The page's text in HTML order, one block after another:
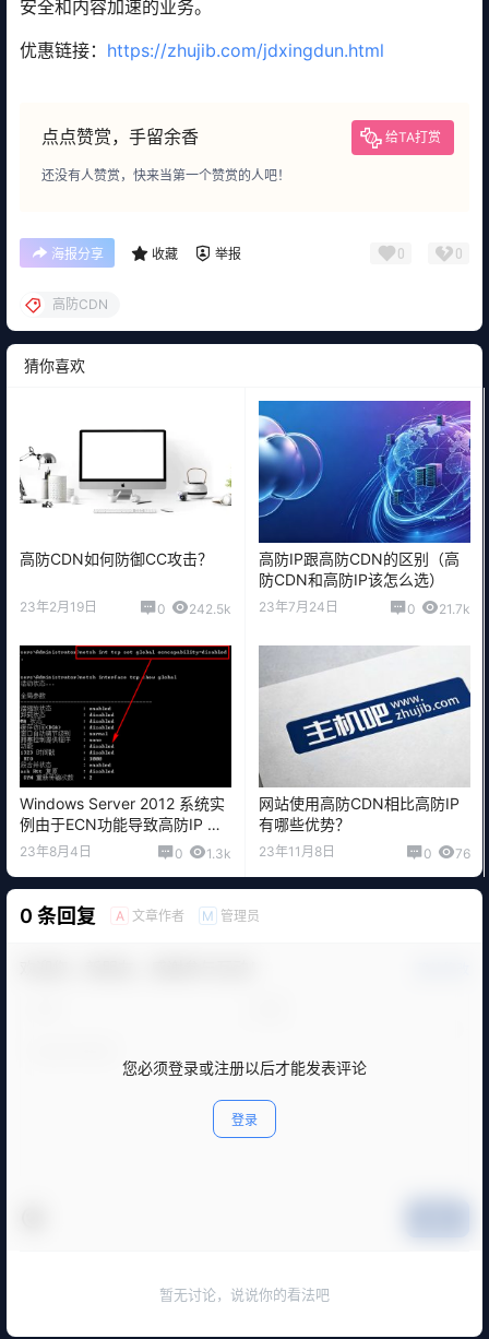
安全和内容加速的业务。
优惠链接： https://zhujib.com/jdxingdun.html
点点赞赏，手留余香 给TA打赏
还没有人赞赏，快来当第一个赞赏的人吧！
海报分享 收藏 举报 0 0
高防CDN
猜你喜欢
高防CDN如何防御CC攻击？
23年2月19日 0 242.5k
高防IP跟高防CDN的区别（高
防CDN和高防IP该怎么选）
23年7月24日 0 21.7k
Windows Server 2012 系统实
例由于ECN功能导致高防IP 高
防CDN建立连接慢
23年8月4日 0 1.3k
网站使用高防CDN相比高防IP
有哪些优势？
23年11月8日 0 76
0 条回复 A 文章作者 M 管理员
您必须登录或注册以后才能发表评论
登录
暂无讨论，说说你的看法吧